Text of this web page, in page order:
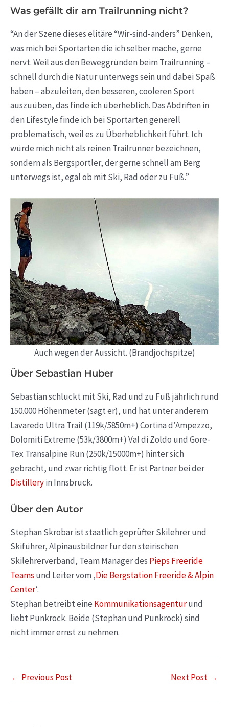
Was gefällt dir am Trailrunning nicht?
“An der Szene dieses elitäre “Wir-sind-anders” Denken,
was mich bei Sportarten die ich selber mache, gerne
nervt. Weil aus den Beweggründen beim Trailrunning –
schnell durch die Natur unterwegs sein und dabei Spaß
haben – abzuleiten, den besseren, cooleren Sport
auszuüben, das finde ich überheblich. Das Abdriften in
den Lifestyle finde ich bei Sportarten generell
problematisch, weil es zu Überheblichkeit führt. Ich
würde mich nicht als reinen Trailrunner bezeichnen,
sondern als Bergsportler, der gerne schnell am Berg
unterwegs ist, egal ob mit Ski, Rad oder zu Fuß.”
Auch wegen der Aussicht. (Brandjochspitze)
Über Sebastian Huber
Sebastian schluckt mit Ski, Rad und zu Fuß jährlich rund
150.000 Höhenmeter (sagt er), und hat unter anderem
Lavaredo Ultra Trail (119k/5850m+) Cortina d’Ampezzo,
Dolomiti Extreme (53k/3800m+) Val di Zoldo und Gore-
Tex Transalpine Run (250k/15000m+) hinter sich
gebracht, und zwar richtig flott. Er ist Partner bei der
Distilleryin Innsbruck.
Über den Autor
Stephan Skrobar ist staatlich geprüfter Skilehrer und
Skiführer, Alpinausbildner für den steirischen
Skilehrerverband, Team Manager des Pieps Freeride
Teams und Leiter vom ‚Die Bergstation Freeride & Alpin
Center‘.
Stephan betreibt eine Kommunikationsagenturund
liebt Punkrock. Beide (Stephan und Punkrock) sind
nicht immer ernst zu nehmen.
← Previous Post Next Post →